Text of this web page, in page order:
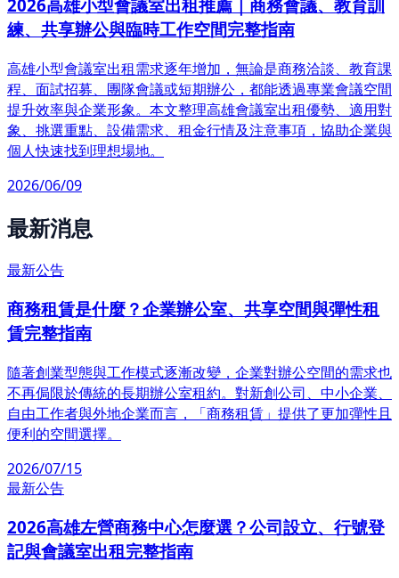
2026高雄小型會議室出租推薦｜商務會議、教育訓
練、共享辦公與臨時工作空間完整指南
高雄小型會議室出租需求逐年增加，無論是商務洽談、教育課
程、面試招募、團隊會議或短期辦公，都能透過專業會議空間
提升效率與企業形象。本文整理高雄會議室出租優勢、適用對
象、挑選重點、設備需求、租金行情及注意事項，協助企業與
個人快速找到理想場地。
2026/06/09
最新消息
最新公告
商務租賃是什麼？企業辦公室、共享空間與彈性租
賃完整指南
隨著創業型態與工作模式逐漸改變，企業對辦公空間的需求也
不再侷限於傳統的長期辦公室租約。對新創公司、中小企業、
自由工作者與外地企業而言，「商務租賃」提供了更加彈性且
便利的空間選擇。
2026/07/15
最新公告
2026高雄左營商務中心怎麼選？公司設立、行號登
記與會議室出租完整指南